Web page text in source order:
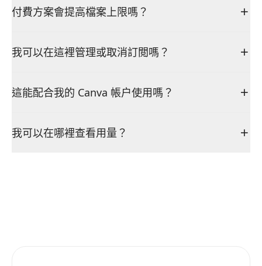
付費方案會提高檔案上限嗎？
我可以在這裡管理或取消訂閲嗎？
這能配合我的 Canva 帳户使用嗎？
我可以在哪裡查看用量？